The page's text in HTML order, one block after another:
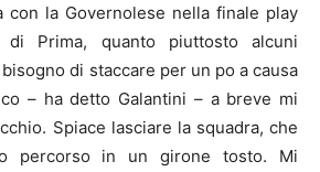
con la Governolese nella finale play
Prima, quanto piuttosto alcuni
di staccare per un po a causa
– ha detto Galantini – a breve mi
Spiace lasciare la squadra, che
percorso in un girone tosto. Mi